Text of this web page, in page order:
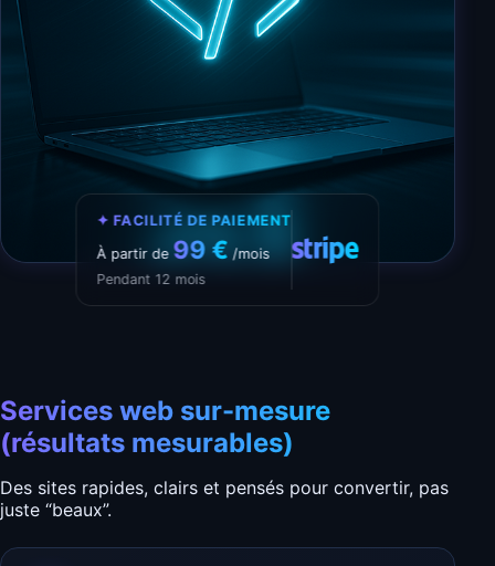
✦ FACILITÉ DE PAIEMENT
À partir de 99 € /mois
Pendant 12 mois
Services web sur-mesure
(résultats mesurables)
Des sites rapides, clairs et pensés pour convertir, pas
juste “beaux”.